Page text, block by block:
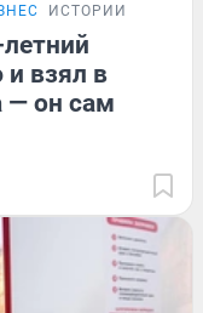
ИСТОРИИ
взял в
— он сам